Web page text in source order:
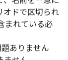
オドで区切られ
まれている必
ありません